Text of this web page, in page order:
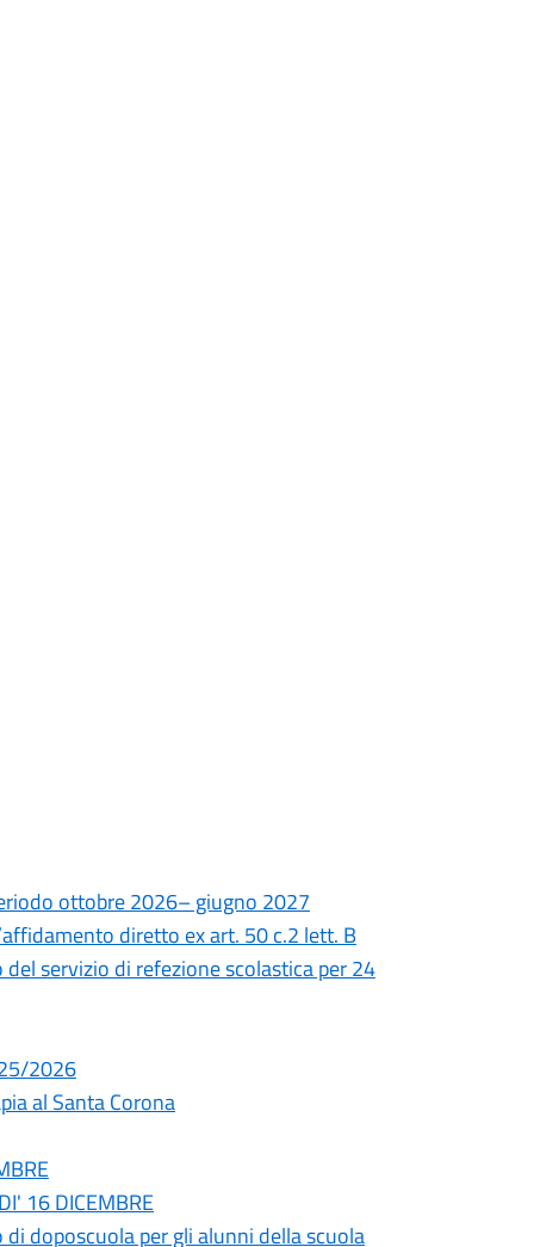
ottobre 2026– giugno 2027
diretto ex art. 50 c.2 lett. B
servizio di refezione scolastica per 24
2026
al Santa Corona
16 DICEMBRE
doposcuola per gli alunni della scuola